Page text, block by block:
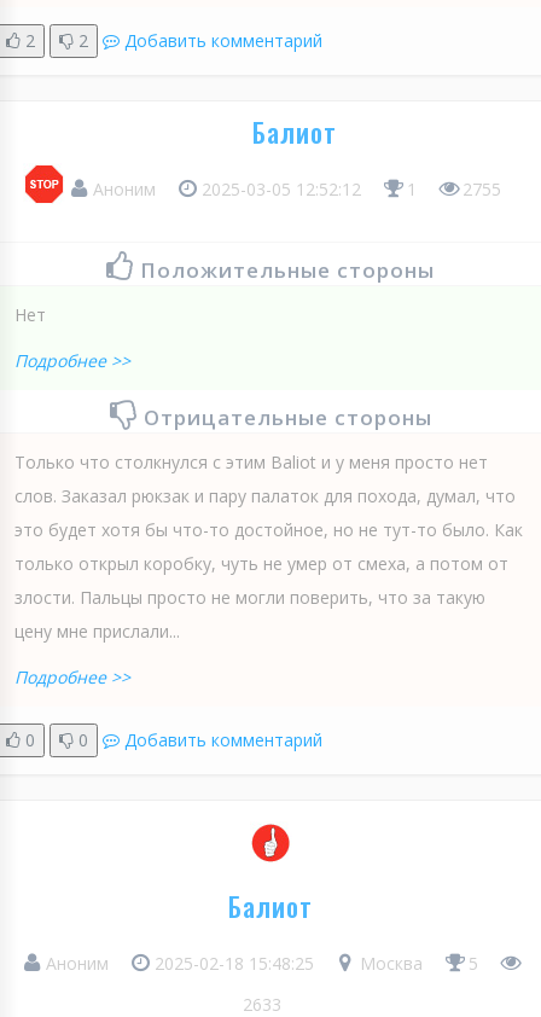
2 2 Добавить комментарий
Балиот
Аноним 2025-03-05 12:52:12 1 2755
Положительные стороны
Нет
Подробнее >>
Отрицательные стороны
Только что столкнулся с этим Baliot и у меня просто нет
слов. Заказал рюкзак и пару палаток для похода, думал, что
это будет хотя бы что-то достойное, но не тут-то было. Как
только открыл коробку, чуть не умер от смеха, а потом от
злости. Пальцы просто не могли поверить, что за такую
цену мне прислали...
Подробнее >>
0 0 Добавить комментарий
Балиот
Аноним 2025-02-18 15:48:25 Москва
5
2633